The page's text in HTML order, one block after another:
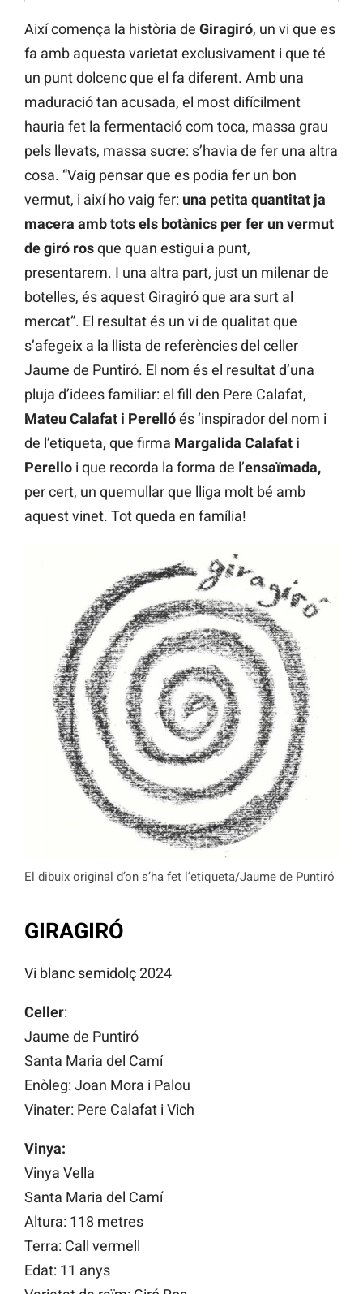
Així comença la història de Giragiró, un vi que es
fa amb aquesta varietat exclusivament i que té
un punt dolcenc que el fa diferent. Amb una
maduració tan acusada, el most difícilment
hauria fet la fermentació com toca, massa grau
pels llevats, massa sucre: s’havia de fer una altra
cosa. “Vaig pensar que es podia fer un bon
vermut, i així ho vaig fer: una petita quantitat ja
macera amb tots els botànics per fer un vermut
de giró rosque quan estigui a punt,
presentarem. I una altra part, just un milenar de
botelles, és aquest Giragiró que ara surt al
mercat”. El resultat és un vi de qualitat que
s’afegeix a la llista de referències del celler
Jaume de Puntiró. El nom és el resultat d’una
pluja d’idees familiar: el fill den Pere Calafat,
Mateu Calafat i Perellóés ‘inspirador del nom i
de l’etiqueta, que firma Margalida Calafat i
Perello i que recorda la forma de l’ensaïmada,
per cert, un quemullar que lliga molt bé amb
aquest vinet. Tot queda en família!
El dibuix original d’on s’ha fet l’etiqueta/Jaume de Puntiró
GIRAGIRÓ
Vi blanc semidolç 2024
Celler:
Jaume de Puntiró
Santa Maria del Camí
Enòleg: Joan Mora i Palou
Vinater: Pere Calafat i Vich
Vinya:
Vinya Vella
Santa Maria del Camí
Altura: 118 metres
Terra: Call vermell
Edat: 11 anys